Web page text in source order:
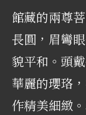
館藏的兩尊
長圓，眉彎
貌平和。頭
華麗的瓔珞
作精美細緻